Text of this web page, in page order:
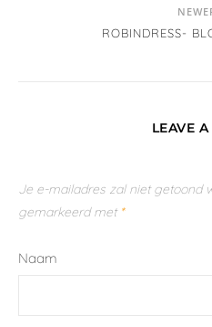
ROBINDRESS-
LEAVE
Je e-mailadres zal niet getoond
gemarkeerd met *
Naam